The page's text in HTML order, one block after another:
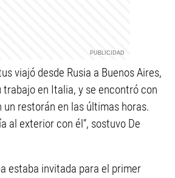
viajó desde Rusia a Buenos Aires,
en Italia, y se encontró con
un restorán en las últimas horas.
al exterior con él”, sostuvo De
estaba invitada para el primer